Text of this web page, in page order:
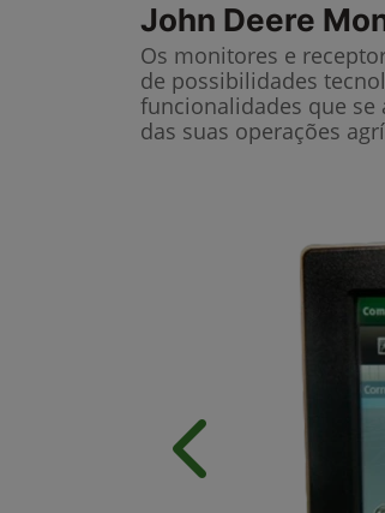
John Deere
Os monitores e
de possibilidades
funcionalidades que se
das suas operações
Anterior